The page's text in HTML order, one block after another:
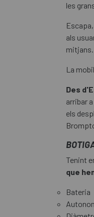
les
als
mitjans.
La
Des
arribar
els
Tenint
que
Bateria